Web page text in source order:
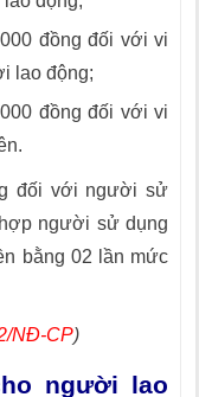
đồng đối với vi
lao động;
đồng đối với vi
đối với người sử
người sử dụng
bằng 02 lần mức
NĐ-CP)
người lao